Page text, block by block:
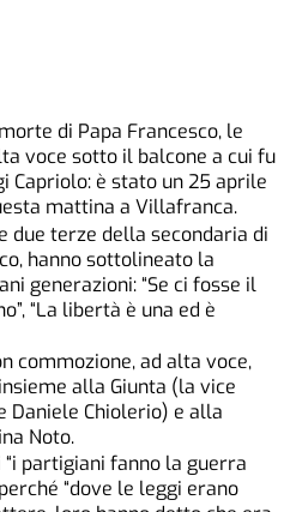
di Papa Francesco, le
voce sotto il balcone a cui fu
Capriolo: è stato un 25 aprile
mattina a Villafranca.
due terze della secondaria di
hanno sottolineato la
generazioni: “Se ci fosse il
“La libertà è una ed è
commozione, ad alta voce,
alla Giunta (la vice
Daniele Chiolerio) e alla
Noto.
partigiani fanno la guerra
“dove le leggi erano